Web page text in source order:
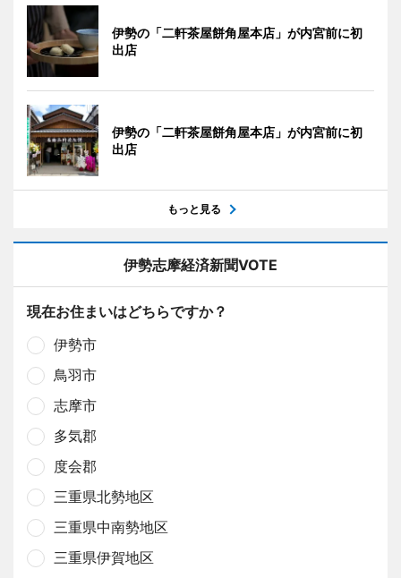
伊勢の「二軒茶屋餅角屋本店」が内宮前に初
出店
伊勢の「二軒茶屋餅角屋本店」が内宮前に初
出店
もっと見る
伊勢志摩経済新聞VOTE
現在お住まいはどちらですか？
伊勢市
鳥羽市
志摩市
多気郡
度会郡
三重県北勢地区
三重県中南勢地区
三重県伊賀地区